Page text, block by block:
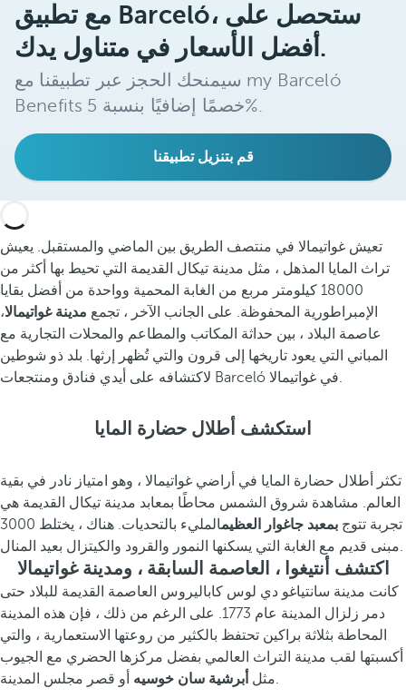
مع تطبيق Barceló، ستحصل على
أفضل الأسعار في متناول يدك.
سيمنحك الحجز عبر تطبيقنا مع my Barceló
Benefits خصمًا إضافيًا بنسبة 5%.
قم بتنزيل تطبيقنا
تعيش غواتيمالا في منتصف الطريق بين الماضي والمستقبل. يعيش
تراث المايا المذهل ، مثل مدينة تيكال القديمة التي تحيط بها أكثر من
18000 كيلومتر مربع من الغابة المحمية وواحدة من أفضل بقايا
الإمبراطورية المحفوظة. على الجانب الآخر ، تجمع مدينة غواتيمالا،
عاصمة البلاد ، بين حداثة المكاتب والمطاعم والمحلات التجارية مع
المباني التي يعود تاريخها إلى قرون والتي تُظهر إرثها. بلد ذو شوطين
لاكتشافه على أيدي فنادق ومنتجعات Barceló في غواتيمالا.
استكشف أطلال حضارة المايا
تكثر أطلال حضارة المايا في أراضي غواتيمالا ، وهو امتياز نادر في بقية
العالم. مشاهدة شروق الشمس محاطًا بمعابد مدينة تيكال القديمة هي
تجربة تتوج بمعبد جاغوار العظيم
المليء بالتحديات. هناك ، يختلط 3000
مبنى قديم مع الغابة التي يسكنها النمور والقرود والكيتزال بعيد المنال.
اكتشف أنتيغوا ، العاصمة السابقة ، ومدينة غواتيمالا
كانت مدينة سانتياغو دي لوس كاباليروس العاصمة القديمة للبلاد حتى
دمر زلزال المدينة عام 1773. على الرغم من ذلك ، فإن هذه المدينة
المحاطة بثلاثة براكين تحتفظ بالكثير من روعتها الاستعمارية ، والتي
أكسبتها لقب مدينة التراث العالمي بفضل مركزها الحضري مع الجيوب
مثل أبرشية سان خوسيه أو قصر مجلس المدينة.